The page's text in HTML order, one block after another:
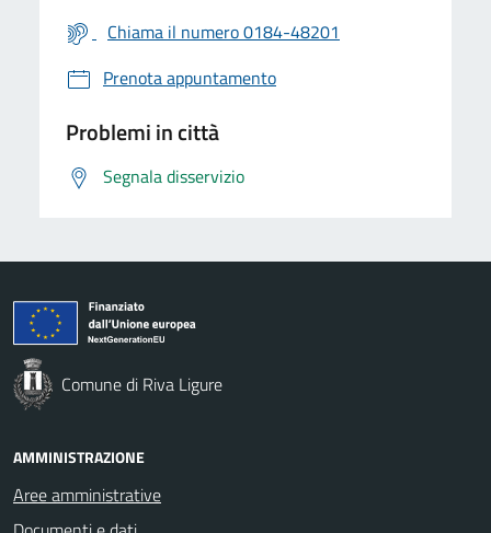
Chiama il numero 0184-48201
Prenota appuntamento
Problemi in città
Segnala disservizio
Comune di Riva Ligure
AMMINISTRAZIONE
Aree amministrative